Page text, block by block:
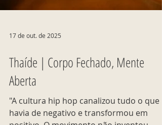
Thaíde | Corpo Fechado, Mente
Aberta
"A cultura hip hop canalizou tudo o que